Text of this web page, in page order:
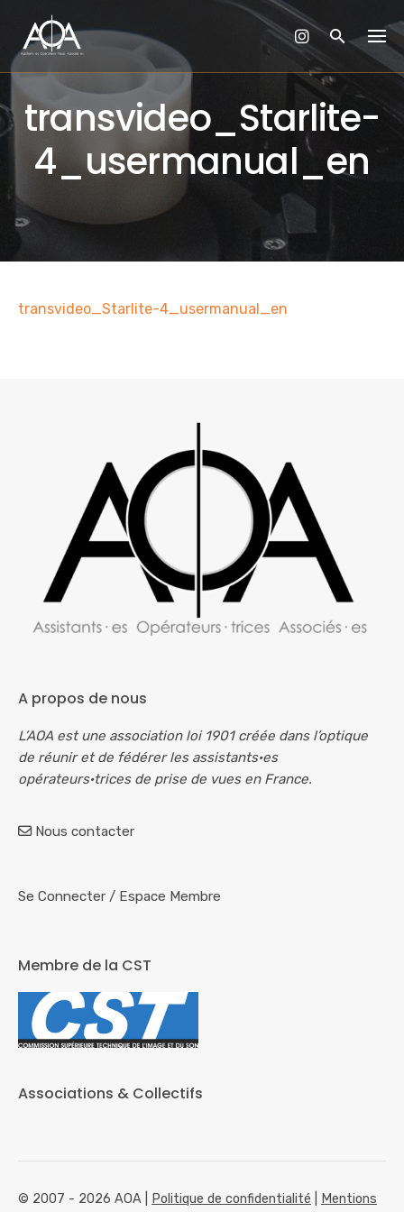
content
transvideo_Starlite-
4_usermanual_en
transvideo_Starlite-4_usermanual_en
A propos de nous
L’AOA est une association loi 1901 créée dans l’optique
de réunir et de fédérer les assistants·es
opérateurs·trices de prise de vues en France.
Nous contacter
Se Connecter / Espace Membre
Membre de la CST
Associations & Collectifs
© 2007 - 2026 AOA | Politique de confidentialité Mentions